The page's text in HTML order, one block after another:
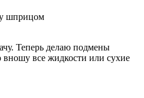
шприцом
Теперь делаю подмены
все жидкости или сухие